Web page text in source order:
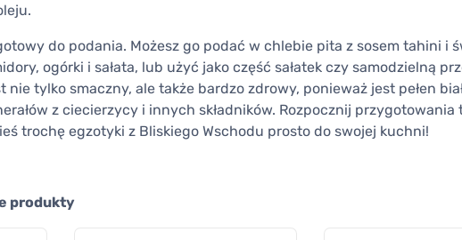
do podania. Możesz go podać w chlebie pita z sosem tahini i
ogórki i sałata, lub użyć jako część sałatek czy samodzielną
tylko smaczny, ale także bardzo zdrowy, ponieważ jest pełen
z ciecierzycy i innych składników. Rozpocznij przygotowania
trochę egzotyki z Bliskiego Wschodu prosto do swojej kuchni!
produkty